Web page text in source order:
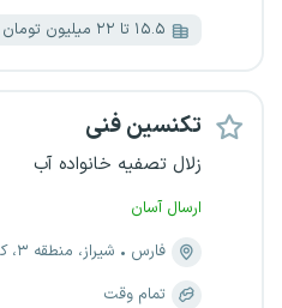
۱۵.۵ تا ۲۲ میلیون تومان
تکنسین فنی
زلال تصفیه خانواده آب
ارسال آسان
فارس
شیراز، منطقه ۳، کاراندیش
تمام وقت